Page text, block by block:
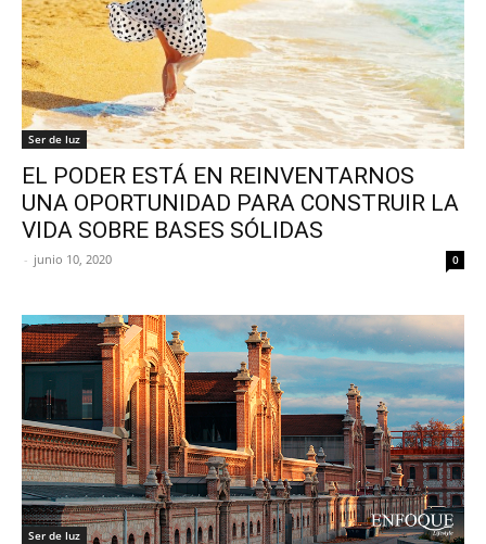
Ser de luz
EL PODER ESTÁ EN REINVENTARNOS
UNA OPORTUNIDAD PARA CONSTRUIR LA
VIDA SOBRE BASES SÓLIDAS
- junio 10, 2020 0
Ser de luz